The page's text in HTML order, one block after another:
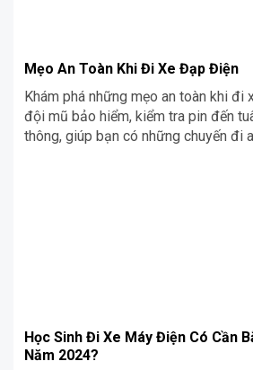
Mẹo An Toàn Khi Đi Xe Đạp Điện
Khám phá những mẹo an toàn khi
đội mũ bảo hiểm, kiểm tra pin đến
thông, giúp bạn có những chuyến đi
Học Sinh Đi Xe Máy Điện Có Cần
Năm 2024?